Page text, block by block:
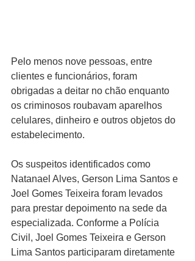
Pelo menos nove pessoas, entre
clientes e funcionários, foram
obrigadas a deitar no chão enquanto
os criminosos roubavam aparelhos
celulares, dinheiro e outros objetos do
estabelecimento.
Os suspeitos identificados como
Natanael Alves, Gerson Lima Santos e
Joel Gomes Teixeira foram levados
para prestar depoimento na sede da
especializada. Conforme a Polícia
Civil, Joel Gomes Teixeira e Gerson
Lima Santos participaram diretamente